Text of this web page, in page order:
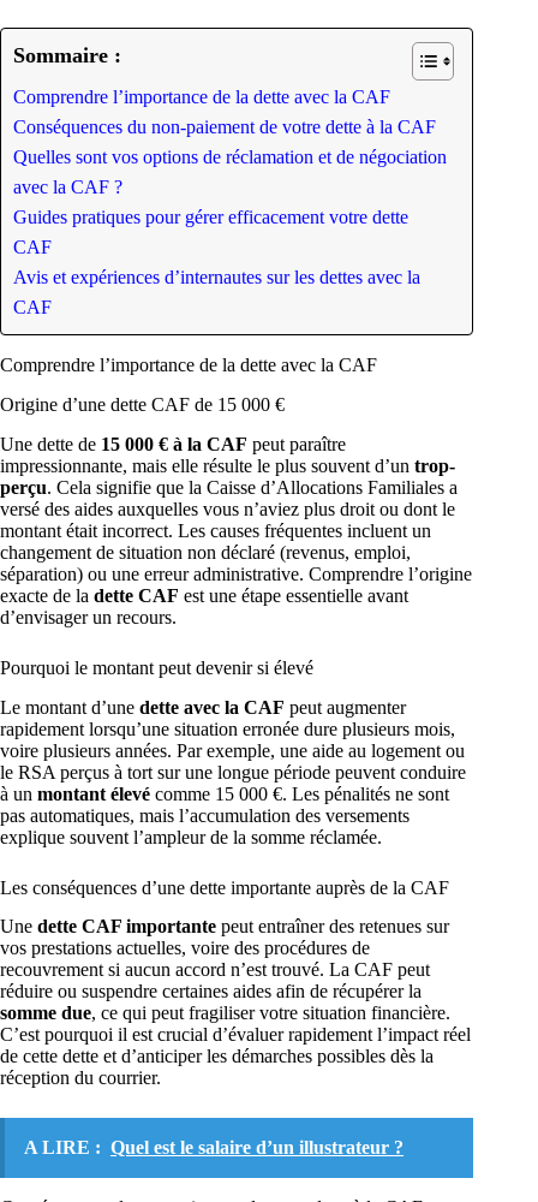
Sommaire :
Comprendre l’importance de la dette avec la CAF
Conséquences du non-paiement de votre dette à la CAF
Quelles sont vos options de réclamation et de négociation
avec la CAF ?
Guides pratiques pour gérer efficacement votre dette
CAF
Avis et expériences d’internautes sur les dettes avec la
CAF
Comprendre l’importance de la dette avec la CAF
Origine d’une dette CAF de 15 000 €
Une dette de 15 000 € à la CAF peut paraître
impressionnante, mais elle résulte le plus souvent d’un trop-
perçu. Cela signifie que la Caisse d’Allocations Familiales a
versé des aides auxquelles vous n’aviez plus droit ou dont le
montant était incorrect. Les causes fréquentes incluent un
changement de situation non déclaré (revenus, emploi,
séparation) ou une erreur administrative. Comprendre l’origine
exacte de la dette CAF est une étape essentielle avant
d’envisager un recours.
Pourquoi le montant peut devenir si élevé
Le montant d’une dette avec la CAF peut augmenter
rapidement lorsqu’une situation erronée dure plusieurs mois,
voire plusieurs années. Par exemple, une aide au logement ou
le RSA perçus à tort sur une longue période peuvent conduire
à un montant élevé comme 15 000 €. Les pénalités ne sont
pas automatiques, mais l’accumulation des versements
explique souvent l’ampleur de la somme réclamée.
Les conséquences d’une dette importante auprès de la CAF
Une dette CAF importante peut entraîner des retenues sur
vos prestations actuelles, voire des procédures de
recouvrement si aucun accord n’est trouvé. La CAF peut
réduire ou suspendre certaines aides afin de récupérer la
somme due, ce qui peut fragiliser votre situation financière.
C’est pourquoi il est crucial d’évaluer rapidement l’impact réel
de cette dette et d’anticiper les démarches possibles dès la
réception du courrier.
A LIRE : Quel est le salaire d’un illustrateur ?